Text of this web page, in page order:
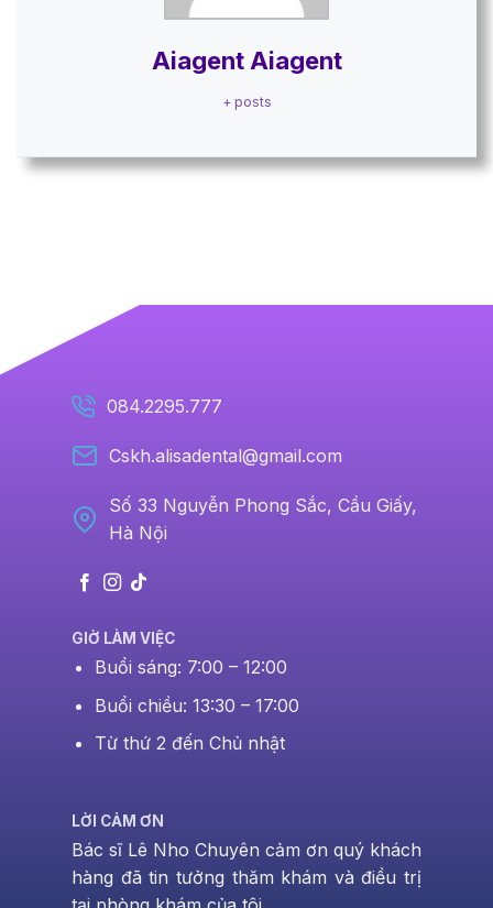
Aiagent Aiagent
+ posts
084.2295.777
Cskh.alisadental@gmail.com
Số 33 Nguyễn Phong Sắc, Cầu Giấy,
Hà Nội
GIỜ LÀM VIỆC
Buổi sáng: 7:00 – 12:00
Buổi chiều: 13:30 – 17:00
Từ thứ 2 đến Chủ nhật
LỜI CẢM ƠN
Bác sĩ Lê Nho Chuyên cảm ơn quý khách
hàng đã tin tưởng thăm khám và điều trị